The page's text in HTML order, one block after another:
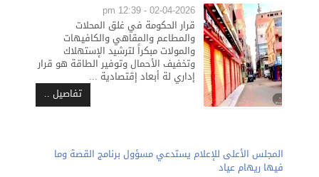
02-04-2026 - 12:39 pm
قرار الحكومة في غلق المحلات
والمطاعم والمقاهي والكافيهات
والمولات مبكراً لترشيد الإستهلاك
وتخفيف الأحمال وتوفير الطاقة هو قرار
إداري لة أبعاد إقتصادية ...
تفاصيل ..
المجلس الأعلى للإعلام يستدعي مسؤول برنامج القصة وما
فيها ريهام عياد